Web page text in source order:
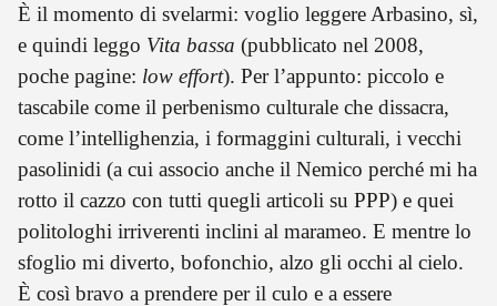
È il momento di svelarmi: voglio leggere Arbasino, sì,
e quindi leggo Vita bassa (pubblicato nel 2008,
poche pagine: low effort). Per l’appunto: piccolo e
tascabile come il perbenismo culturale che dissacra,
come l’intellighenzia, i formaggini culturali, i vecchi
pasolinidi (a cui associo anche il Nemico perché mi ha
rotto il cazzo con tutti quegli articoli su PPP) e quei
politologhi irriverenti inclini al marameo. E mentre lo
sfoglio mi diverto, bofonchio, alzo gli occhi al cielo.
È così bravo a prendere per il culo e a essere